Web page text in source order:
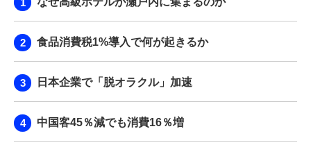
食品消費税1%導入で何が起きるか
日本企業で「脱オラクル」加速
中国客45％減でも消費16％増